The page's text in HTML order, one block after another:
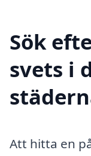
Sök
svets i
Att hitta en